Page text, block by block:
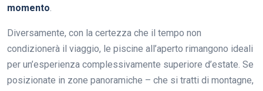
momento.
Diversamente, con la certezza che il tempo non
condizionerà il viaggio, le piscine all’aperto rimangono ideali
per un’esperienza complessivamente superiore d’estate. Se
posizionate in zone panoramiche – che si tratti di montagne,